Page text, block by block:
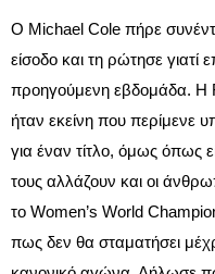
Ο Michael Cole πήρε
είσοδο και τη ρώτησε γιατί
προηγούμενη εβδομάδα. Η
ήταν εκείνη που περίμενε
για έναν τίτλο, όμως όπως
τους αλλάζουν και οι
το Women’s World
πως δεν θα σταματήσει